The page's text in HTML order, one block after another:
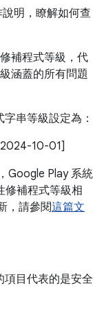
明，瞭解如何查
補程式等級，代
涵蓋的所有問題
串等級設定為：
10-01]
Google Play 系統
補程式等級相
，請參閱這篇文
項目代表的是安全